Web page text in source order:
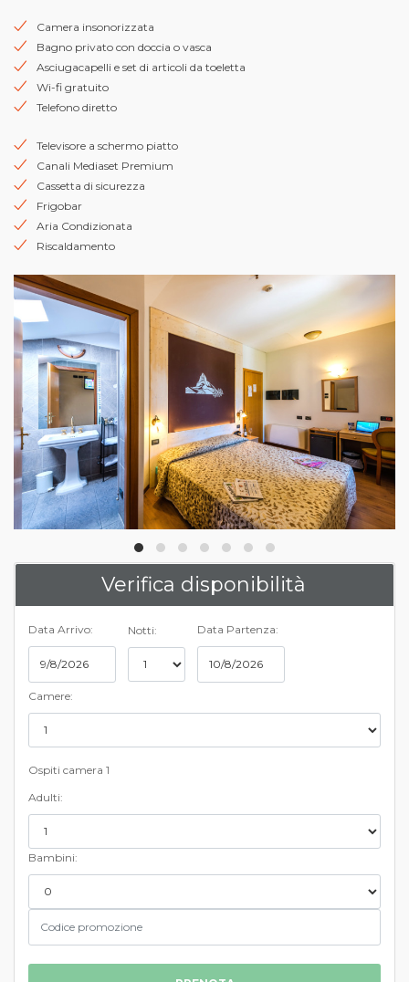
Camera insonorizzata
Bagno privato con doccia o vasca
Asciugacapelli e set di articoli da toeletta
Wi-fi gratuito
Telefono diretto
Televisore a schermo piatto
Canali Mediaset Premium
Cassetta di sicurezza
Frigobar
Aria Condizionata
Riscaldamento
Verifica disponibilità
Data Arrivo: Notti: Data Partenza:
Camere:
Ospiti camera 1
Adulti:
Bambini: